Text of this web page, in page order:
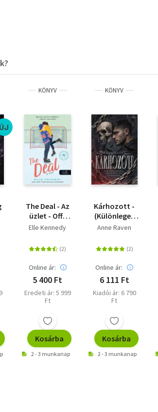
ÚJ
KÖNYV
The Deal - Az
üzlet - Off-
Campus 1.
Elle Kennedy
Online ár:
5 400 Ft
Eredeti ár: 5 999
Ft
Kosárba
2 - 3 munkanap
KÖNYV
Kárhozott -
(Különleges
kiadás)
Anne Raven
Online ár:
6 111 Ft
Kiadói ár: 6 790
Ft
Kosárba
2 - 3 munkanap